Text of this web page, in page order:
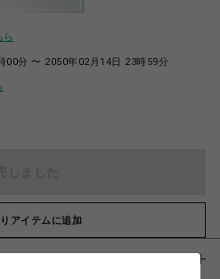
ら
00分 〜 2050年02月14日 23時59分
アイテムに追加